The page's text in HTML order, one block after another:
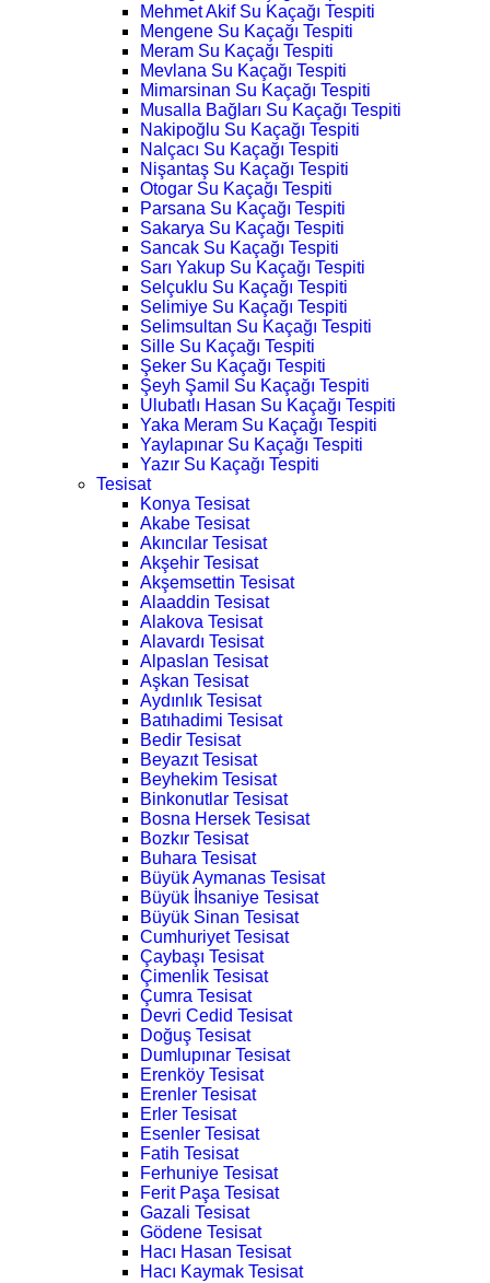
Mehmet Akif Su Kaçağı Tespiti
Mengene Su Kaçağı Tespiti
Meram Su Kaçağı Tespiti
Mevlana Su Kaçağı Tespiti
Mimarsinan Su Kaçağı Tespiti
Musalla Bağları Su Kaçağı Tespiti
Nakipoğlu Su Kaçağı Tespiti
Nalçacı Su Kaçağı Tespiti
Nişantaş Su Kaçağı Tespiti
Otogar Su Kaçağı Tespiti
Parsana Su Kaçağı Tespiti
Sakarya Su Kaçağı Tespiti
Sancak Su Kaçağı Tespiti
Sarı Yakup Su Kaçağı Tespiti
Selçuklu Su Kaçağı Tespiti
Selimiye Su Kaçağı Tespiti
Selimsultan Su Kaçağı Tespiti
Sille Su Kaçağı Tespiti
Şeker Su Kaçağı Tespiti
Şeyh Şamil Su Kaçağı Tespiti
Ulubatlı Hasan Su Kaçağı Tespiti
Yaka Meram Su Kaçağı Tespiti
Yaylapınar Su Kaçağı Tespiti
Yazır Su Kaçağı Tespiti
Tesisat
Konya Tesisat
Akabe Tesisat
Akıncılar Tesisat
Akşehir Tesisat
Akşemsettin Tesisat
Alaaddin Tesisat
Alakova Tesisat
Alavardı Tesisat
Alpaslan Tesisat
Aşkan Tesisat
Aydınlık Tesisat
Batıhadimi Tesisat
Bedir Tesisat
Beyazıt Tesisat
Beyhekim Tesisat
Binkonutlar Tesisat
Bosna Hersek Tesisat
Bozkır Tesisat
Buhara Tesisat
Büyük Aymanas Tesisat
Büyük İhsaniye Tesisat
Büyük Sinan Tesisat
Cumhuriyet Tesisat
Çaybaşı Tesisat
Çimenlik Tesisat
Çumra Tesisat
Devri Cedid Tesisat
Doğuş Tesisat
Dumlupınar Tesisat
Erenköy Tesisat
Erenler Tesisat
Erler Tesisat
Esenler Tesisat
Fatih Tesisat
Ferhuniye Tesisat
Ferit Paşa Tesisat
Gazali Tesisat
Gödene Tesisat
Hacı Hasan Tesisat
Hacı Kaymak Tesisat